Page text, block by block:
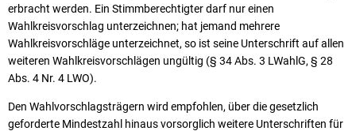
erbracht werden. Ein Stimmberechtigter darf nur einen
Wahlkreisvorschlag unterzeichnen; hat jemand mehrere
Wahlkreisvorschläge unterzeichnet, so ist seine Unterschrift auf allen
weiteren Wahlkreisvorschlägen ungültig (§ 34 Abs. 3 LWahlG, § 28
Abs. 4 Nr. 4 LWO).
Den Wahlvorschlagsträgern wird empfohlen, über die gesetzlich
geforderte Mindestzahl hinaus vorsorglich weitere Unterschriften für